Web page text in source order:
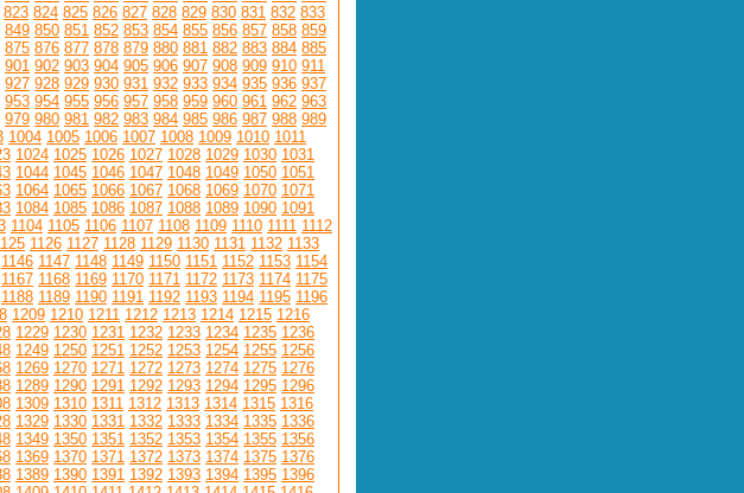
823 824 825 826 827 828 829 830 831 832 833
849 850 851 852 853 854 855 856 857 858 859
875 876 877 878 879 880 881 882 883 884 885
901 902 903 904 905 906 907 908 909 910 911
927 928 929 930 931 932 933 934 935 936 937
953 954 955 956 957 958 959 960 961 962 963
979 980 981 982 983 984 985 986 987 988 989
1004 1005 1006 1007 1008 1009 1010 1011
1024 1025 1026 1027 1028 1029 1030 1031
1044 1045 1046 1047 1048 1049 1050 1051
1064 1065 1066 1067 1068 1069 1070 1071
1084 1085 1086 1087 1088 1089 1090 1091
1104 1105 1106 1107 1108 1109 1110 1111 1112
1126 1127 1128 1129 1130 1131 1132 1133
1146 1147 1148 1149 1150 1151 1152 1153 1154
1167 1168 1169 1170 1171 1172 1173 1174 1175
1188 1189 1190 1191 1192 1193 1194 1195 1196
1209 1210 1211 1212 1213 1214 1215 1216
1229 1230 1231 1232 1233 1234 1235 1236
1249 1250 1251 1252 1253 1254 1255 1256
1269 1270 1271 1272 1273 1274 1275 1276
1289 1290 1291 1292 1293 1294 1295 1296
1309 1310 1311 1312 1313 1314 1315 1316
1329 1330 1331 1332 1333 1334 1335 1336
1349 1350 1351 1352 1353 1354 1355 1356
1369 1370 1371 1372 1373 1374 1375 1376
1389 1390 1391 1392 1393 1394 1395 1396